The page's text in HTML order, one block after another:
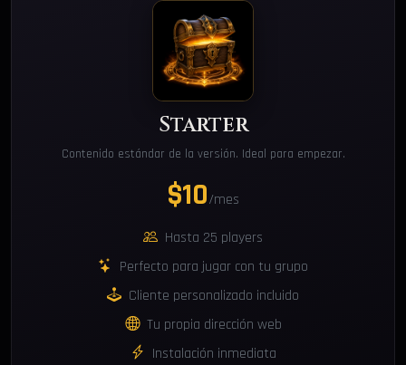
Starter
Contenido estándar de la versión. Ideal para empezar.
$10/mes
Hasta 25 players
Perfecto para jugar con tu grupo
Cliente personalizado incluido
Tu propia dirección web
Instalación inmediata